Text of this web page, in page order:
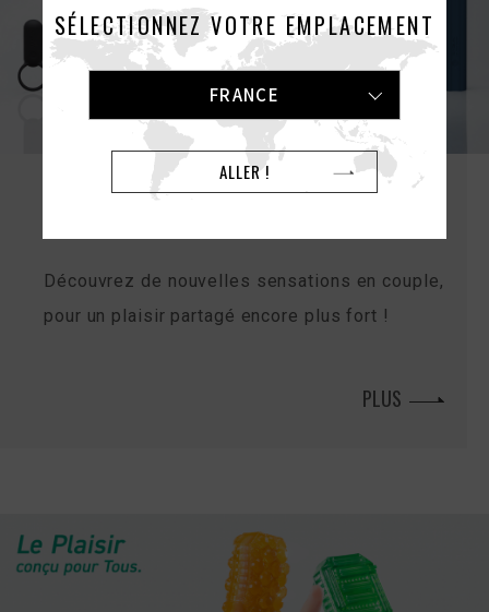
Smart Vibe
Découvrez de nouvelles sensations en couple,
pour un plaisir partagé encore plus fort !
PLUS
SÉLECTIONNEZ VOTRE EMPLACEMENT
FRANCE
ALLER !